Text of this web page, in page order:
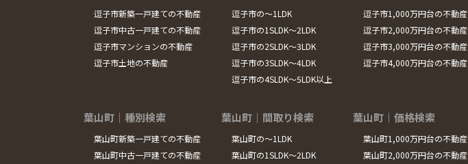
逗子市新築一戸建ての不動産
逗子市中古一戸建ての不動産
逗子市マンションの不動産
逗子市土地の不動産
逗子市の～1LDK
逗子市の1SLDK～2LDK
逗子市の2SLDK～3LDK
逗子市の3SLDK～4LDK
逗子市の4SLDK～5LDK以上
逗子市1,000万円台の不動産
逗子市2,000万円台の不動産
逗子市3,000万円台の不動産
逗子市4,000万円台の不動産
葉山町｜種別検索
葉山町新築一戸建ての不動産
葉山町中古一戸建ての不動産
葉山町｜間取り検索
葉山町の～1LDK
葉山町の1SLDK～2LDK
葉山町｜価格検索
葉山町1,000万円台の不動産
葉山町2,000万円台の不動産